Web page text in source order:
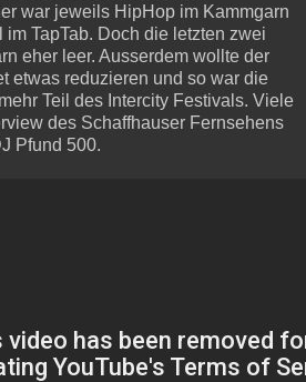
war jeweils HipHop im Kammgarn
TapTab. Doch die letzten zwei
eher leer. Ausserdem wollte der
etwas reduzieren und so war die
Teil des Intercity Festivals. Viele
des Schaffhauser Fernsehens
Pfund 500.